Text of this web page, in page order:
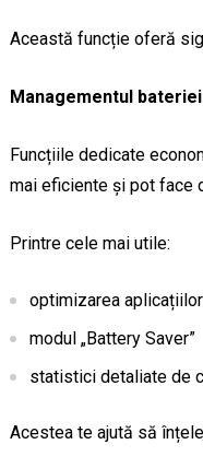
Această funcție oferă
Managementul bateriei
Funcțiile dedicate
mai eficiente și pot face
Printre cele mai utile:
optimizarea
modul „Battery Saver”
statistici detaliate de
Acestea te ajută să